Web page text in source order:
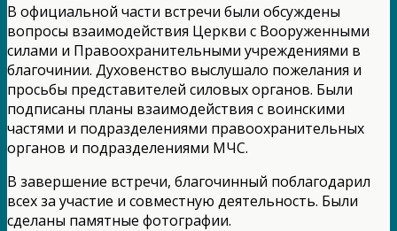
В официальной части встречи были обсуждены
вопросы взаимодействия Церкви с Вооруженными
силами и Правоохранительными учреждениями в
благочинии. Духовенство выслушало пожелания и
просьбы представителей силовых органов. Были
подписаны планы взаимодействия с воинскими
частями и подразделениями правоохранительных
органов и подразделениями МЧС.
В завершение встречи, благочинный поблагодарил
всех за участие и совместную деятельность. Были
сделаны памятные фотографии.